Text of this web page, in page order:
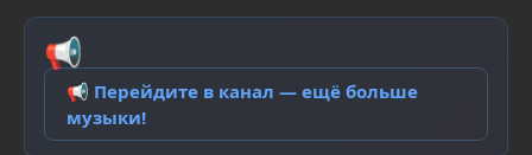
📢
📢 Перейдите в канал — ещё больше
музыки!